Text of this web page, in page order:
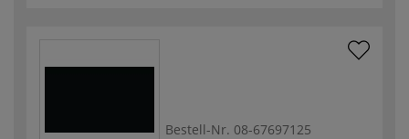
Bestell-Nr. 08-67697125